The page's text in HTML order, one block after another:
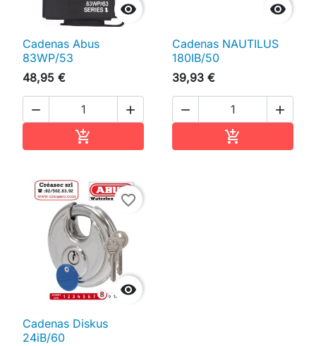

Cadenas Abus
83WP/53
48,95 €
 


Cadenas NAUTILUS
180IB/50
39,93 €
 


favorite_border
Cadenas Diskus
24iB/60